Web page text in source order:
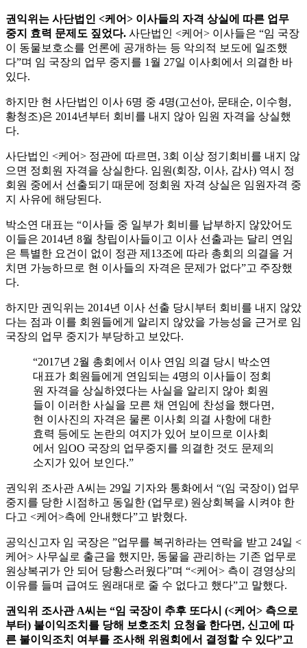
권익위는 사단법인 <케어> 이사들의 자격 상실에 따른 업무
중지 효력 문제도 짚었다. 사단법인 <케어> 이사들은 “임 국장
이 동물보호소를 언론에 공개하는 등 악의적 보도에 일조했
다”며 임 국장의 업무 중지를 1월 27일 이사회에서 의결한 바
있다.
하지만 현 사단법인 이사 6명 중 4명(고선아, 문태순, 이수형,
황청조)은 2014년부터 회비를 내지 않아 임원 자격을 상실했
다.
사단법인 <케어> 정관에 따르면, 3회 이상 정기회비를 내지 않
으면 정회원 자격을 상실한다. 임원(회장, 이사, 감사) 역시 정
회원 중에서 선출되기 때문에 정회원 자격 상실은 임원자격 중
지 사유에 해당된다.
박소연 대표는 “이사들 중 일부가 회비를 납부하지 않았어도
이들은 2014년 8월 창립이사들이고 이사 선출과는 달리 연임
은 특별한 요건이 없이 정관 제13조에 따라 총회의 의결을 거
치면 가능하므로 현 이사들의 자격은 문제가 없다”고 주장했
다.
하지만 권익위는 2014년 이사 선출 당시부터 회비를 내지 않았
다는 점과 이를 회원들에게 알리지 않았을 가능성을 근거로 임
국장의 업무 중지가 부당하고 보았다.
“2017년 2월 총회에서 이사 연임 의결 당시 박소연
대표가 회원들에게 연임되는 4명의 이사들이 정회
원 자격을 상실하였다는 사실을 알리지 않아 회원
들이 이러한 사실을 모른 채 연임에 찬성을 했다면,
현 이사진의 자격은 물론 이사회 의결 사항에 대한
효력 등에도 논란의 여지가 있어 보이므로 이사회
에서 임OO 국장의 업무중지를 의결한 것도 문제의
소지가 있어 보인다.”
권익위 조사관 A씨는 29일 기자와 통화에서 “(임 국장이) 업무
중지를 당한 시점하고 동일한 (업무로) 원상회복을 시켜야 한
다고 <케어>측에 안내했다”고 밝혔다.
공익신고자 임 국장은 ”업무를 복귀하라는 연락을 받고 24일 <
케어> 사무실로 출근을 했지만, 동물을 관리하는 기존 업무로
원상복귀가 안 되어 당황스러웠다”며 “<케어> 측이 경영상의
이유를 들며 급여도 원래대로 줄 수 없다고 했다”고 말했다.
권익위 조사관 A씨는 “임 국장이 추후 또다시 (<케어> 측으로
부터) 불이익조치를 당해 보호조치 요청을 한다면, 신고에 따
른 불이익조치 여부를 조사해 위원회에서 결정할 수 있다”고